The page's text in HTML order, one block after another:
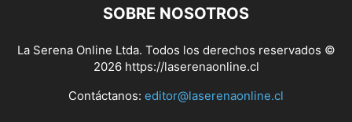
SOBRE NOSOTROS
La Serena Online Ltda. Todos los derechos reservados ©
2026 https://laserenaonline.cl
Contáctanos: editor@laserenaonline.cl